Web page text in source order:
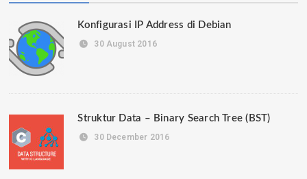
Konfigurasi IP Address di Debian
30 August 2016
Struktur Data – Binary Search Tree (BST)
30 December 2016